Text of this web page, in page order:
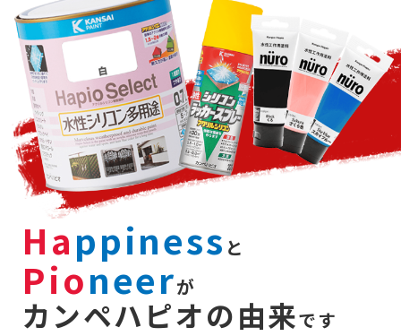
採用情報
閉
お知らせ
塗装方法
塗料の選び方
カラーシミュレーション
Q&A
Happiness と
Pioneerが
カンペハピオの由来です